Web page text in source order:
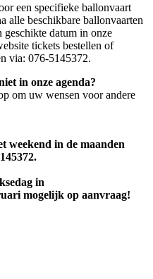
een specifieke ballonvaart
alle beschikbare ballonvaarten
geschikte datum in onze
tickets bestellen of
via: 076-5145372.
in onze agenda?
om uw wensen voor andere
weekend in de maanden
in
mogelijk op aanvraag!